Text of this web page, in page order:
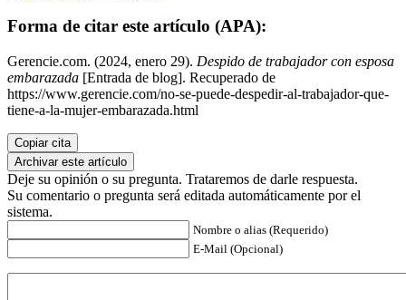
Forma de citar este artículo (APA):
Gerencie.com. (2024, enero 29). Despido de trabajador con esposa
embarazada [Entrada de blog]. Recuperado de
https://www.gerencie.com/no-se-puede-despedir-al-trabajador-que-
tiene-a-la-mujer-embarazada.html
Copiar cita
Archivar este artículo
Deje su opinión o su pregunta. Trataremos de darle respuesta.
Su comentario o pregunta será editada automáticamente por el
sistema.
Nombre o alias (Requerido)
E-Mail (Opcional)